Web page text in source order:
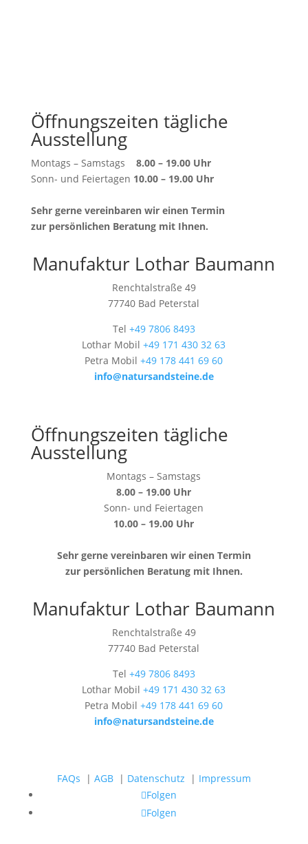
Öffnungszeiten tägliche
Ausstellung
Montags – Samstags 8.00 – 19.00 Uhr
Sonn- und Feiertagen 10.00 – 19.00 Uhr
Sehr gerne vereinbaren wir einen Termin
zur persönlichen Beratung mit Ihnen.
Manufaktur Lothar Baumann
Renchtalstraße 49
77740 Bad Peterstal
Tel +49 7806 8493
Lothar Mobil+49 171 430 32 63
Petra Mobil+49 178 441 69 60
info@natursandsteine.de
Öffnungszeiten tägliche
Ausstellung
Montags – Samstags
8.00 – 19.00 Uhr
Sonn- und Feiertagen
10.00 – 19.00 Uhr
Sehr gerne vereinbaren wir einen Termin
zur persönlichen Beratung mit Ihnen.
Manufaktur Lothar Baumann
Renchtalstraße 49
77740 Bad Peterstal
Tel +49 7806 8493
Lothar Mobil+49 171 430 32 63
Petra Mobil+49 178 441 69 60
info@natursandsteine.de
FAQs | AGB| Datenschutz | Impressum
Folgen
Folgen